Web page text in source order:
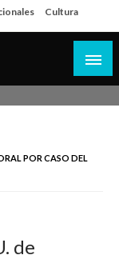
Cultura
POR CASO DEL
de